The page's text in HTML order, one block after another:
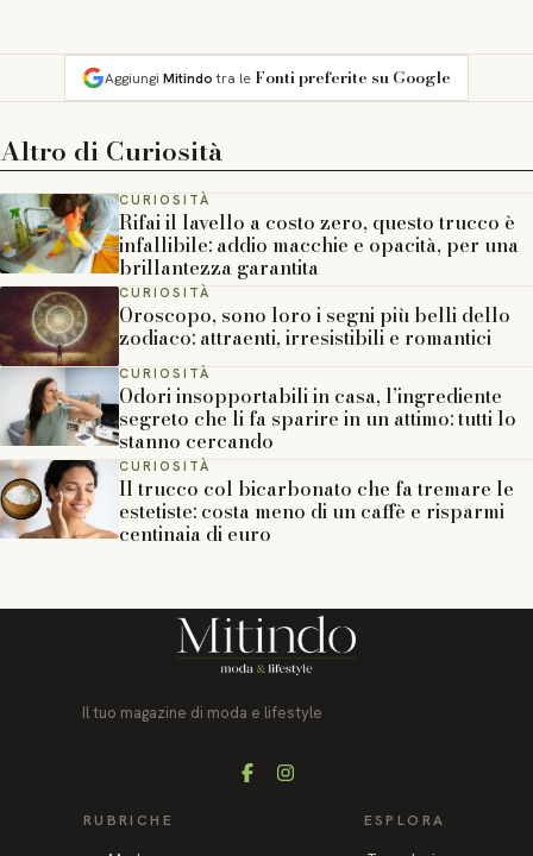
Aggiungi Mitindotra le Fonti preferite su Google
Altro di Curiosità
CURIOSITÀ
Rifai il lavello a costo zero, questo trucco è
infallibile: addio macchie e opacità, per una
brillantezza garantita
CURIOSITÀ
Oroscopo, sono loro i segni più belli dello
zodiaco: attraenti, irresistibili e romantici
CURIOSITÀ
Odori insopportabili in casa, l’ingrediente
segreto che li fa sparire in un attimo: tutti lo
stanno cercando
CURIOSITÀ
Il trucco col bicarbonato che fa tremare le
estetiste: costa meno di un caffè e risparmi
centinaia di euro
Il tuo magazine di moda e lifestyle
FacebookInstagram
RUBRICHE ESPLORA